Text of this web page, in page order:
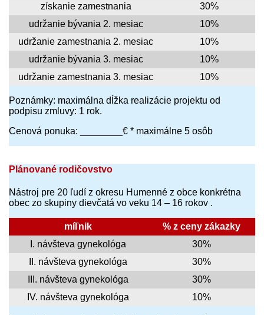
získanie zamestnania
30%
udržanie bývania 2. mesiac
10%
udržanie zamestnania 2. mesiac
10%
udržanie bývania 3. mesiac
10%
udržanie zamestnania 3. mesiac
10%
Poznámky: maximálna dĺžka realizácie projektu od
podpisu zmluvy: 1 rok.
Cenová ponuka: ________€ * maximálne 5 osôb
Plánované rodičovstvo
Nástroj pre 20 ľudí z okresu Humenné z obce konkrétna
obec zo skupiny dievčatá vo veku 14 – 16 rokov .
míľnik
% z ceny zákazky
I. návšteva gynekológa
30%
II. návšteva gynekológa
30%
III. návšteva gynekológa
30%
IV. návšteva gynekológa
10%